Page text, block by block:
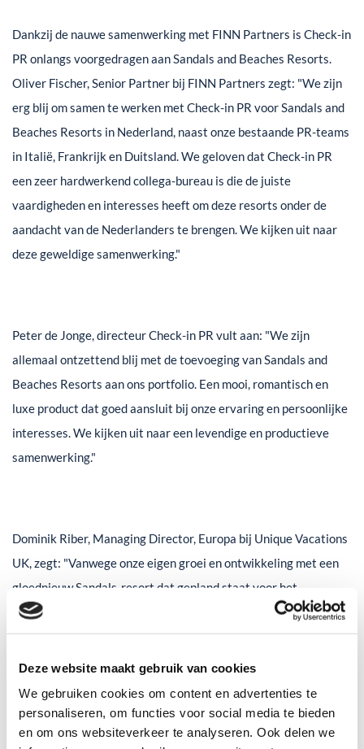
Deze website maakt gebruik van cookies
We gebruiken cookies om content en advertenties te
personaliseren, om functies voor social media te bieden
en om ons websiteverkeer te analyseren. Ook delen we
Dankzij de nauwe samenwerking met FINN Partners is Check-in
PR onlangs voorgedragen aan Sandals and Beaches Resorts.
Oliver Fischer, Senior Partner bij FINN Partners zegt: "We zijn
erg blij om samen te werken met Check-in PR voor Sandals and
Beaches Resorts in Nederland, naast onze bestaande PR-teams
in Italië, Frankrijk en Duitsland. We geloven dat Check-in PR
een zeer hardwerkend collega-bureau is die de juiste
vaardigheden en interesses heeft om deze resorts onder de
aandacht van de Nederlanders te brengen. We kijken uit naar
deze geweldige samenwerking."
Peter de Jonge, directeur Check-in PR vult aan: "We zijn
allemaal ontzettend blij met de toevoeging van Sandals and
Beaches Resorts aan ons portfolio. Een mooi, romantisch en
luxe product dat goed aansluit bij onze ervaring en persoonlijke
interesses. We kijken uit naar een levendige en productieve
samenwerking."
Dominik Riber, Managing Director, Europa bij Unique Vacations
UK, zegt: "Vanwege onze eigen groei en ontwikkeling met een
gloednieuw Sandals-resort dat gepland staat voor het
Nederlandstalige eiland Curaçao in 2022, is het voor ons
cruciaal om het woord over heel Nederland te verspreiden en de
bekendheid van onze prachtige resorts te vergroten. Daarnaast
ertoe zal leiden dat mensen binnenkort weer vanuit Europa
kunnen reizen. De Nederlandstalige markt is een nieuw terrein